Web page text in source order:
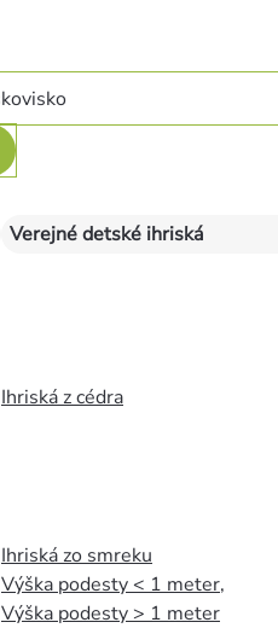
Verejné detské ihriská
Ihriská z cédra
Ihriská zo smreku
Výška podesty < 1 meter,
Výška podesty > 1 meter